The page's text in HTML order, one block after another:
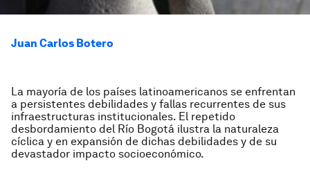
Juan Carlos Botero
La mayoría de los países latinoamericanos se enfrentan
a persistentes debilidades y fallas recurrentes de sus
infraestructuras institucionales. El repetido
desbordamiento del Río Bogotá ilustra la naturaleza
cíclica y en expansión de dichas debilidades y de su
devastador impacto socioeconómico.